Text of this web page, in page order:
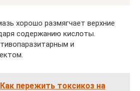
хорошо размягчает верхние
содержанию кислоты.
и
Как пережить токсикоз на